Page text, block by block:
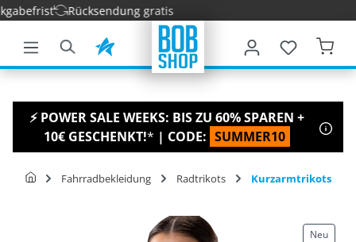
springen
Rücksendung gratis
⚡ POWER SALE WEEKS: BIS ZU 60% SPAREN +
10€ GESCHENKT!* | CODE: SUMMER10
Fahrradbekleidung Radtrikots Kurzarmtrikots
Neu